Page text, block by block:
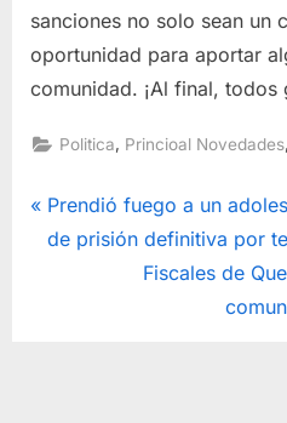
sanciones no solo sean un
oportunidad para aportar
comunidad. ¡Al final, todos
Politica, Princioal Novedades,
Navegación
P
r
Prendió fuego a un
de prisión definitiva por
N
Fiscales de